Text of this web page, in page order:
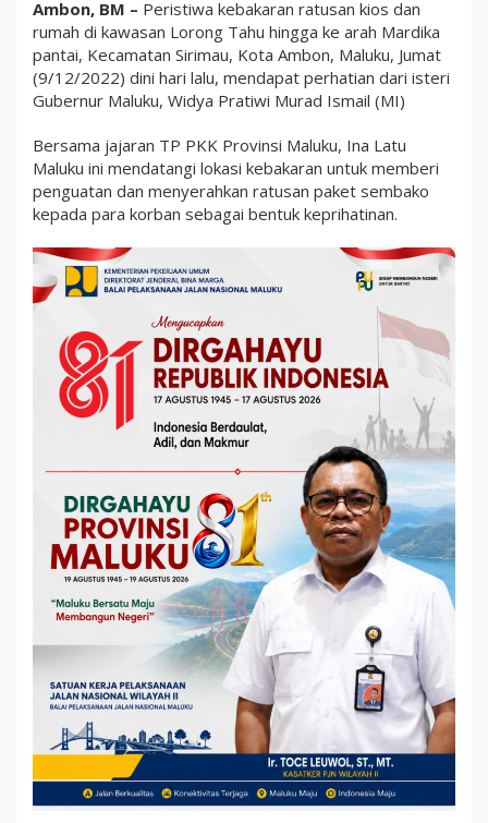
L
o
r
o
n
g
T
h
u
a
n
s
a
M
a
r
d
i
k
a
,
i
d
y
a
P
r
a
t
i
w
M
I
S
r
a
h
k
a
Ambon, BM – Peristiwa kebakaran ratusan kios dan
rumah di kawasan Lorong Tahu hingga ke arah Mardika
pantai, Kecamatan Sirimau, Kota Ambon, Maluku, Jumat
(9/12/2022) dini hari lalu, mendapat perhatian dari isteri
Gubernur Maluku, Widya Pratiwi Murad Ismail (MI)
Bersama jajaran TP PKK Provinsi Maluku, Ina Latu
Maluku ini mendatangi lokasi kebakaran untuk memberi
penguatan dan menyerahkan ratusan paket sembako
kepada para korban sebagai bentuk keprihatinan.